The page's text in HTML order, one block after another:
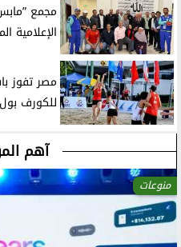
مجمع
الإعلامية
مصر تفوز
للكورف
آهم
منوعات